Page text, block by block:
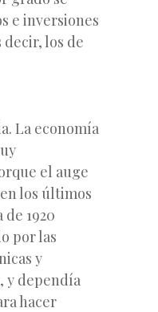
e inversiones
decir, los de
La economía
el auge
los últimos
de 1920
por las
y
y dependía
hacer